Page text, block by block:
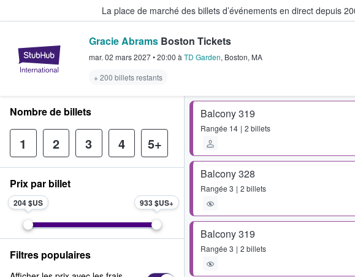
La place de marché des billets d’événements en direct depuis
StubHub - Où les fans achètent et vendent
Gracie Abrams Boston Tickets
mar. 02 mars 2027•20:00 à TD Garden, Boston, MA
+ 200 billets restants
Balcony 319
Rangée 14 2 billets
Balcony 328
Rangée 3 2 billets
Balcony 319
Rangée 3 2 billets
Nombre de billets
1 2 3 4 5+
Prix par billet
204 $US 933 $US
Filtres populaires